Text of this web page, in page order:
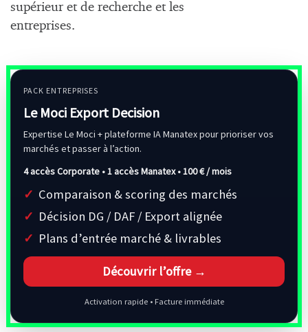
supérieur et de recherche et les
entreprises.
PACK ENTREPRISES
Le Moci Export Decision
Expertise Le Moci + plateforme IA Manatex pour prioriser vos
marchés et passer à l’action.
4 accès Corporate • 1 accès Manatex •100 € / mois
Comparaison & scoring des marchés
Décision DG / DAF / Export alignée
Plans d’entrée marché & livrables
Découvrir l’offre →
Activation rapide • Facture immédiate